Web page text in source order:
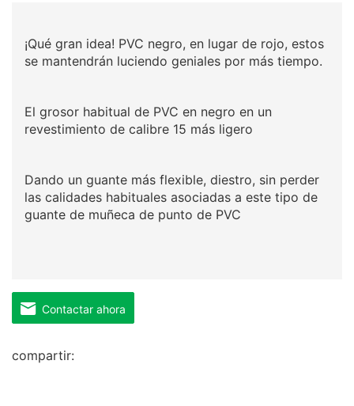
¡Qué gran idea! PVC negro, en lugar de rojo, estos
se mantendrán luciendo geniales por más tiempo.
El grosor habitual de PVC en negro en un
revestimiento de calibre 15 más ligero
Dando un guante más flexible, diestro, sin perder
las calidades habituales asociadas a este tipo de
guante de muñeca de punto de PVC
Contactar ahora
compartir: